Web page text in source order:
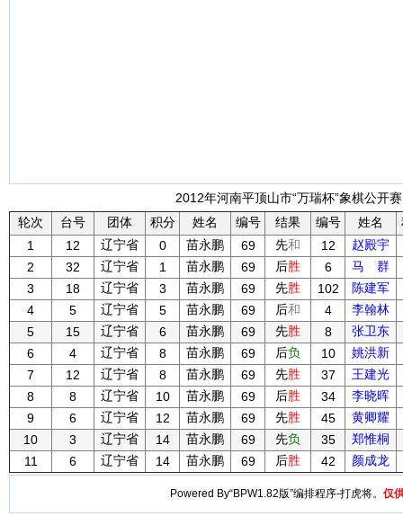
2012年河南平顶山市“万瑞杯”象棋公开
轮次
台号 团体 积分 姓名 编号 结果 编号 姓名
1
12 辽宁省 0 苗永鹏 69 先和 12
赵殿宇
2
32 辽宁省 1 苗永鹏 69 后胜 6
马 群
3
18 辽宁省 3 苗永鹏 69 先胜 102
陈建军
4
5 辽宁省 5 苗永鹏 69 后和 4
李翰林
5
15 辽宁省 6 苗永鹏 69 先胜 8
张卫东
6
4 辽宁省 8 苗永鹏 69 后负 10
姚洪新
7
12 辽宁省 8 苗永鹏 69 先胜 37
王建光
8
8 辽宁省 10 苗永鹏 69 后胜 34
李晓晖
9
6 辽宁省 12 苗永鹏 69 先胜 45
黄卿耀
10
3 辽宁省 14 苗永鹏 69 先负 35
郑惟桐
11
6 辽宁省 14 苗永鹏 69 后胜 42 颜成龙
Powered By“BPW1.82版”编排程序-打虎将。 仅